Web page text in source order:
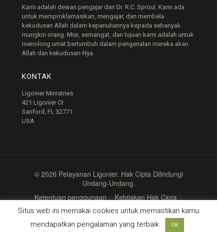
Kami adalah dewan pengajar dari Dr. R.C. Sproul. Kami ada
untuk memproklamasikan, mengajar, dan membela
kekudusan Allah dalam kepenuhannya kepada sebanyak
mungkin orang. Misi, semangat, dan tujuan kami adalah untuk
menolong umat bertumbuh dalam pengenalan mereka akan
Allah dan kekudusan-Nya.
KONTAK
Ligonier Ministries
421 Ligonier Ct
Sanford, FL 32771
USA
© 2026 Pelayanan Ligonier. Hak Cipta Dilindungi
Undang-Undang.
Ketentuan penggunaan
Kebijakan Hak Cipta
Kebijakan privasi
Situs web ini memakai cookies untuk memastikan kamu
mendapatkan pengalaman yang terbaik.
OK